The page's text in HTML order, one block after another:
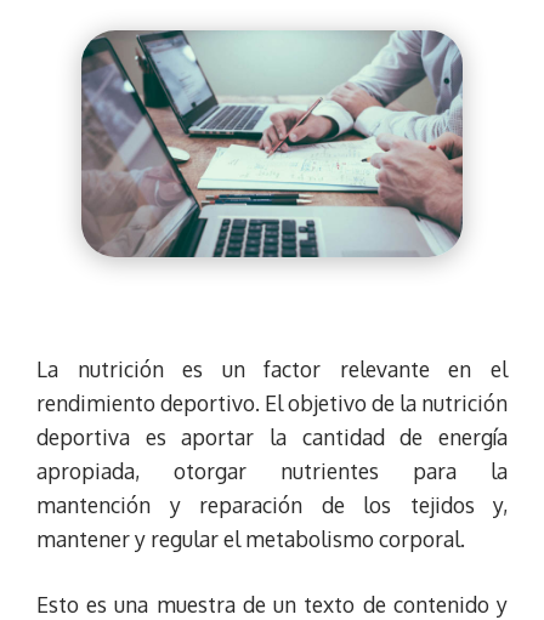
La nutrición es un factor relevante en el
rendimiento deportivo. El objetivo de la nutrición
deportiva es aportar la cantidad de energía
apropiada, otorgar nutrientes para la
mantención y reparación de los tejidos y,
mantener y regular el metabolismo corporal.
Esto es una muestra de un texto de contenido y